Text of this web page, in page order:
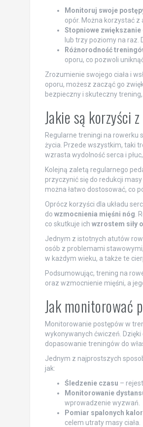
Monitoruj swoje
opór. Można korzystać
Stopniowe zwiększanie
lub trzy poziomy na raz.
Różnorodność
oporu, co pozwoli
Zrozumienie swojego ciała i
oporu, możesz zacząć go
bezpieczny i skuteczny
Jakie są korzyści
Regularne treningi na
życia. Przede wszystkim, taki
wzrasta wydolność serca i
Kolejną zaletą regularnego
przyczynić się do redukcji
można łatwo dostosować, co
Oprócz korzyści dla układu
do wzmocnienia mięśni nóg .
co skutkuje ich wzrostem siły
Jednym z istotnych atutów
osób z problemami
w każdym wieku, a także te
Podsumowując, trening na
oraz wzmocnienie mięśni, a
Jak monitorować
Monitorowanie postępów w
wykonywanych ćwiczeń.
dopasowanie treningów do
Jednym z najprostszych
jak:
Śledzenie czasu –
Monitorowanie
wprowadzenie wyzwań.
Pomiar spalonych
celem utraty masy ciała.